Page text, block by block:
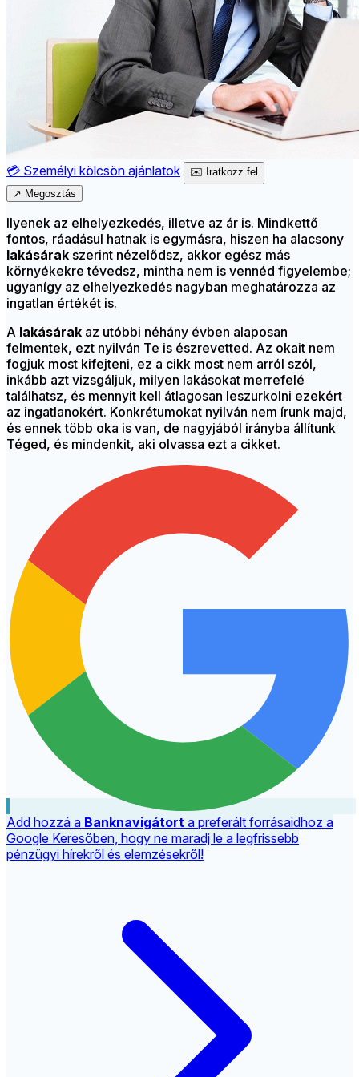
💳 Személyi kölcsön ajánlatok ✉️ Iratkozz fel
↗ Megosztás
Ilyenek az elhelyezkedés, illetve az ár is. Mindkettő
fontos, ráadásul hatnak is egymásra, hiszen ha alacsony
lakásárak szerint nézelődsz, akkor egész más
környékekre tévedsz, mintha nem is vennéd figyelembe;
ugyanígy az elhelyezkedés nagyban meghatározza az
ingatlan értékét is.
A lakásárak az utóbbi néhány évben alaposan
felmentek, ezt nyilván Te is észrevetted. Az okait nem
fogjuk most kifejteni, ez a cikk most nem arról szól,
inkább azt vizsgáljuk, milyen lakásokat merrefelé
találhatsz, és mennyit kell átlagosan leszurkolni ezekért
az ingatlanokért. Konkrétumokat nyilván nem írunk majd,
és ennek több oka is van, de nagyjából irányba állítunk
Téged, és mindenkit, aki olvassa ezt a cikket.
Add hozzá a Banknavigátort a preferált forrásaidhoz a
Google Keresőben, hogy ne maradj le a legfrissebb
pénzügyi hírekről és elemzésekről!